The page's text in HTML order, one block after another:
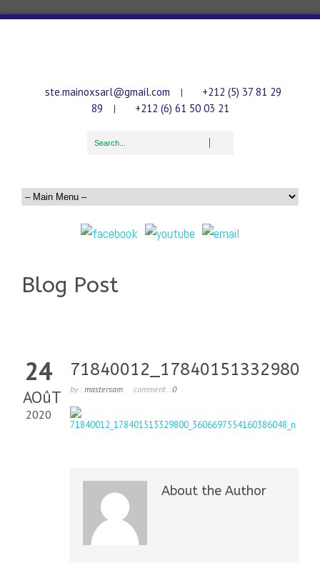
ste.mainoxsarl@gmail.com |
+212 (5) 37 81 29
89
| +212 (6) 61 50 03 21
Blog Post
24
AOûT
2020
by : mastersam comment : 0
About the Author